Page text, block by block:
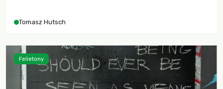
największych katastrof w swoich dziejach.
Tomasz Hutsch
Felietony